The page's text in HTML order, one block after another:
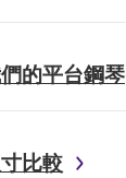
的平台鋼琴
比較